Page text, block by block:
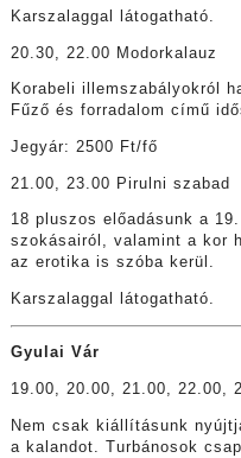
Karszalaggal látogatható.
20.30, 22.00 Modorkalauz
Korabeli illemszabályokról
Fűző és forradalom című
Jegyár: 2500 Ft/fő
21.00, 23.00 Pirulni szabad
18 pluszos előadásunk a
szokásairól, valamint a kor
az erotika is szóba kerül.
Karszalaggal látogatható.
Gyulai Vár
19.00, 20.00, 21.00, 22.00,
Nem csak kiállításunk
a kalandot. Turbánosok